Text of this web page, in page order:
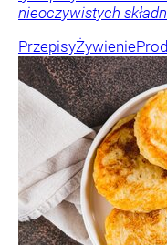
nieoczywistych
PrzepisyŻywienie